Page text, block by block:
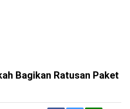
Bagikan Ratusan Paket